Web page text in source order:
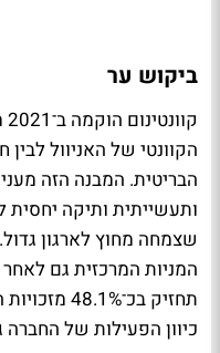
ביקוש ער
הבריטית. המבנה הזה
ותעשייתית ותיקה יחסית
שצמחה מחוץ לארגון
המניות המרכזית גם
תחזיק
כיוון הפעילות של החברה